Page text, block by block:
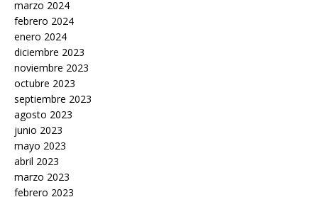
marzo 2024
febrero 2024
enero 2024
diciembre 2023
noviembre 2023
octubre 2023
septiembre 2023
agosto 2023
junio 2023
mayo 2023
abril 2023
marzo 2023
febrero 2023